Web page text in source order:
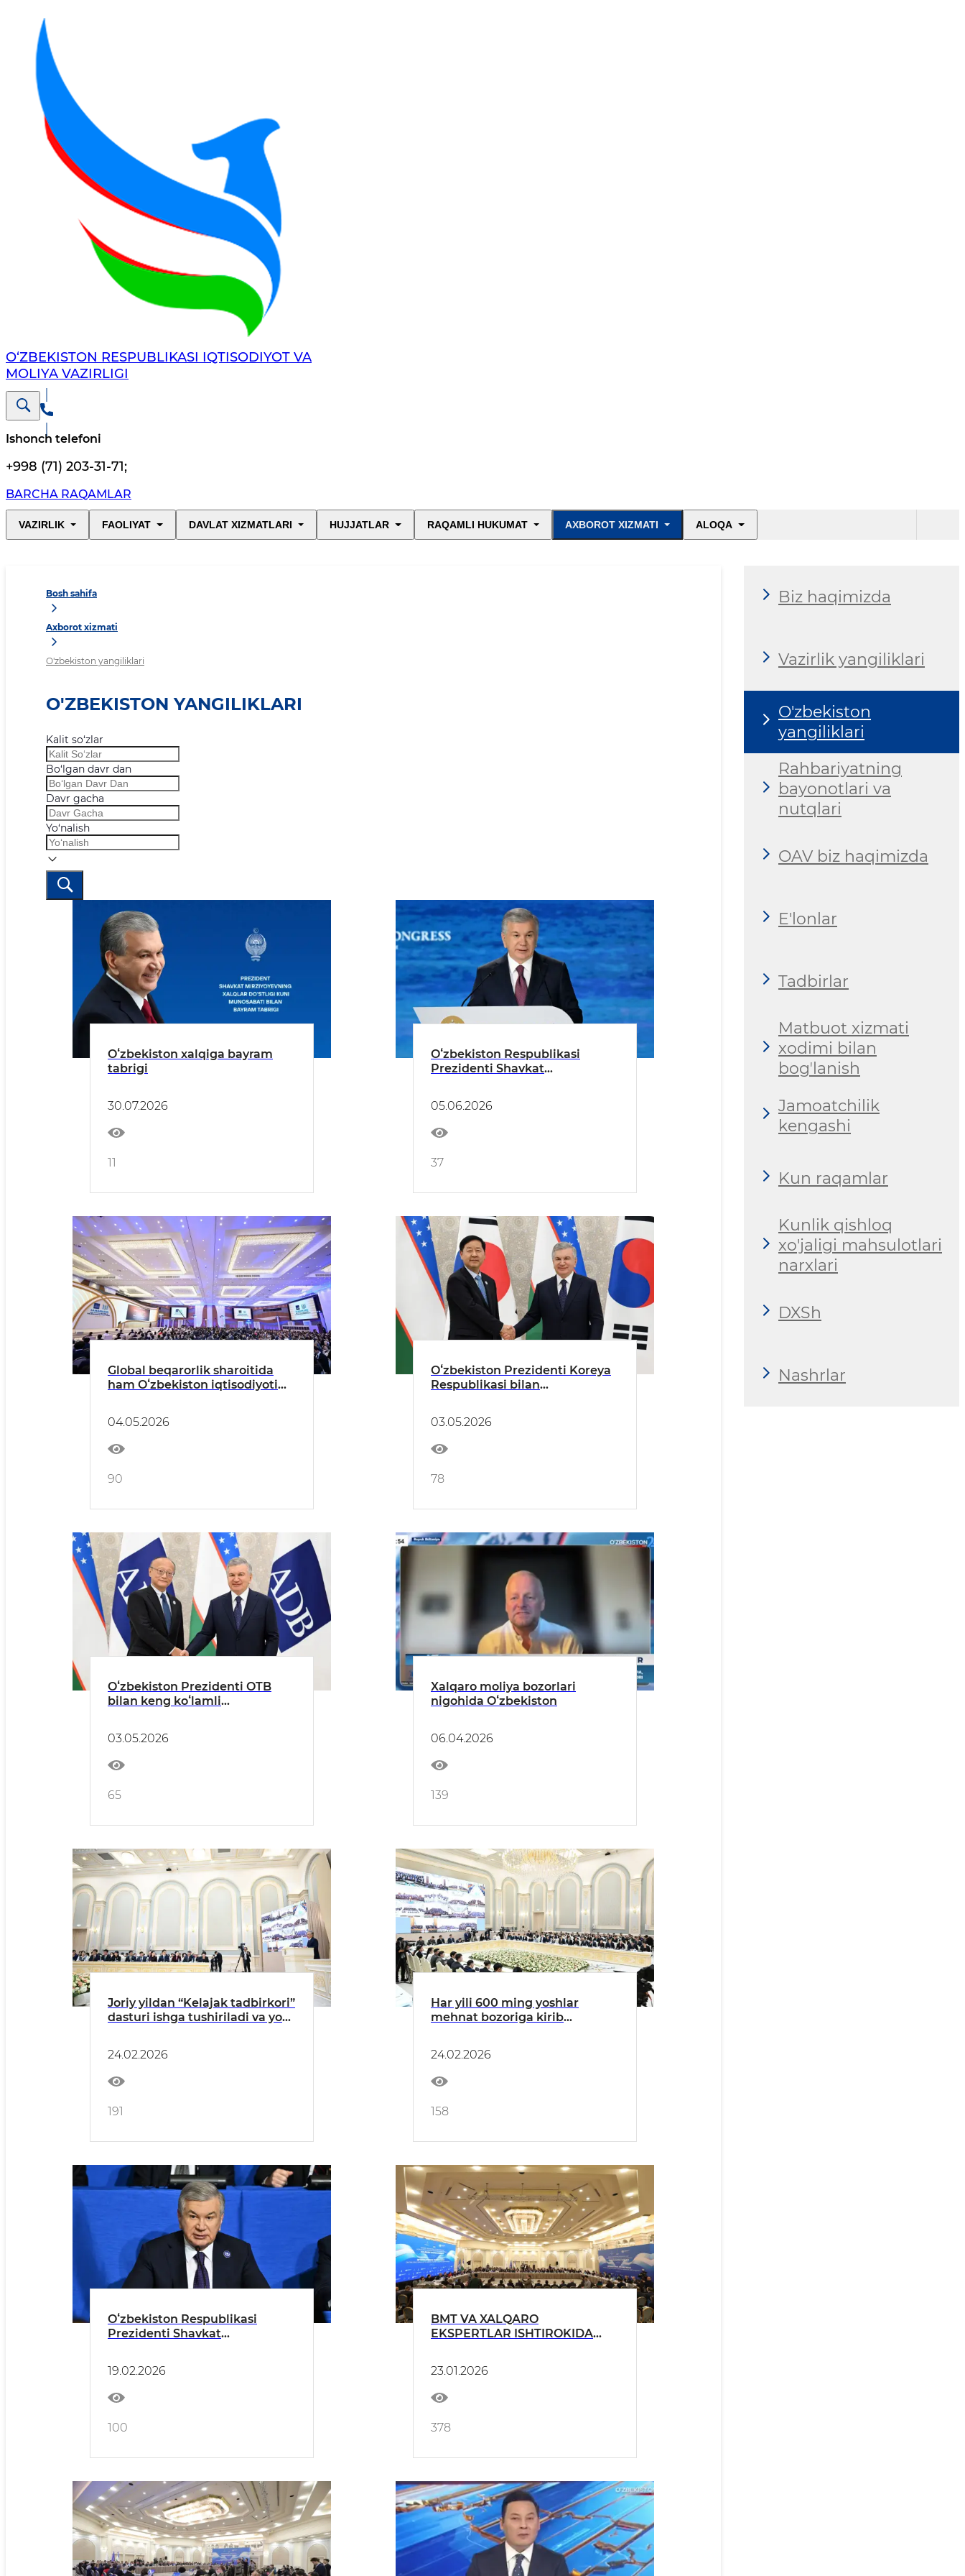
O‘ZBEKISTON RESPUBLIKASI IQTISODIYOT VA
MOLIYA VAZIRLIGI
Ishonch telefoni
+998 (71) 203-31-71;
BARCHA RAQAMLAR
VAZIRLIK FAOLIYAT DAVLAT XIZMATLARI HUJJATLAR RAQAMLI HUKUMAT AXBOROT XIZMATI ALOQA
Bosh sahifa
Axborot xizmati
O'zbekiston yangiliklari
O'ZBEKISTON YANGILIKLARI
Kalit so‘zlar
Bo‘lgan davr dan
Davr gacha
Yo‘nalish
Oʻzbekiston xalqiga bayram
tabrigi
30.07.2026
11
Oʻzbekiston Respublikasi
Prezidenti Shavkat
nutqi
05.06.2026
37
Global beqarorlik sharoitida
ham Oʻzbekiston iqtisodiyoti
04.05.2026
90
Oʻzbekiston Prezidenti Koreya
Respublikasi bilan
03.05.2026
78
Oʻzbekiston Prezidenti OTB
bilan keng koʻlamli
03.05.2026
65
Xalqaro moliya bozorlari
nigohida Oʻzbekiston
06.04.2026
139
Joriy yildan “Kelajak tadbirkori”
dasturi ishga tushiriladi va yosh
ajratish boshlanadi.
24.02.2026
191
Har yili 600 ming yoshlar
mehnat bozoriga kirib
Yoshlarga o‘ziga mos ish
topishi uchun sharoit yaratish –
eng muhim masala ekani qayd
etildi.
24.02.2026
158
Oʻzbekiston Respublikasi
Prezidenti Shavkat
sammitidagi nutqi
19.02.2026
100
BMT VA XALQARO
EKSPЕRTLAR ISHTIROKIDA
MUHOKAMA QILINDI
23.01.2026
378
Biz haqimizda
Vazirlik yangiliklari
O'zbekiston
yangiliklari
Rahbariyatning
bayonotlari va
nutqlari
OAV biz haqimizda
E'lonlar
Tadbirlar
Matbuot xizmati
xodimi bilan
bogʼlanish
Jamoatchilik
kengashi
Kun raqamlar
Kunlik qishloq
xo'jaligi mahsulotlari
narxlari
DXSh
Nashrlar